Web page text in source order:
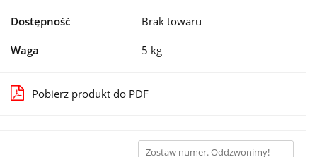
Dostępność Brak towaru
Waga 5 kg
Pobierz produkt do PDF